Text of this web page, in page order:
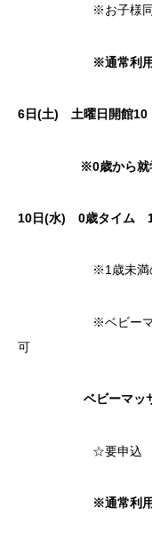
※お子様同伴
※通常利
6日(土) 土曜日開館10
※0歳から就学前
10日(水) 0歳タイム
※1歳未満のお
※ベビーマッサー
可
ベビーマッ
☆要申込 先着
※通常利